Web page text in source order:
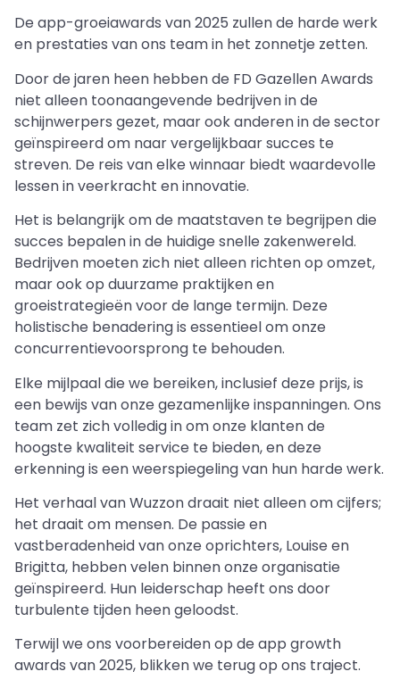
De app-groeiawards van 2025 zullen de harde werk
en prestaties van ons team in het zonnetje zetten.
Door de jaren heen hebben de FD Gazellen Awards
niet alleen toonaangevende bedrijven in de
schijnwerpers gezet, maar ook anderen in de sector
geïnspireerd om naar vergelijkbaar succes te
streven. De reis van elke winnaar biedt waardevolle
lessen in veerkracht en innovatie.
Het is belangrijk om de maatstaven te begrijpen die
succes bepalen in de huidige snelle zakenwereld.
Bedrijven moeten zich niet alleen richten op omzet,
maar ook op duurzame praktijken en
groeistrategieën voor de lange termijn. Deze
holistische benadering is essentieel om onze
concurrentievoorsprong te behouden.
Elke mijlpaal die we bereiken, inclusief deze prijs, is
een bewijs van onze gezamenlijke inspanningen. Ons
team zet zich volledig in om onze klanten de
hoogste kwaliteit service te bieden, en deze
erkenning is een weerspiegeling van hun harde werk.
Het verhaal van Wuzzon draait niet alleen om cijfers;
het draait om mensen. De passie en
vastberadenheid van onze oprichters, Louise en
Brigitta, hebben velen binnen onze organisatie
geïnspireerd. Hun leiderschap heeft ons door
turbulente tijden heen geloodst.
Terwijl we ons voorbereiden op de app growth
awards van 2025, blikken we terug op ons traject.